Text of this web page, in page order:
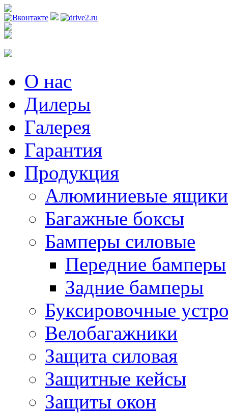
О нас
Дилеры
Галерея
Гарантия
Продукция
Алюминиевые ящики
Багажные боксы
Бамперы силовые
Передние бамперы
Задние бамперы
Буксировочные
Велобагажники
Защита силовая
Защитные кейсы
Защиты окон